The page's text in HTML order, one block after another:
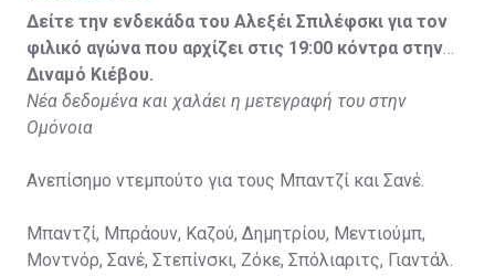
Δείτε την ενδεκάδα του Αλεξέι Σπιλέφσκι για τον
φιλικό αγώνα που αρχίζει στις 19:00 κόντρα στην
Διναμό Κιέβου.
Νέα δεδομένα και χαλάει η μετεγραφή του στην
Ομόνοια
Ανεπίσημο ντεμπούτο για τους Μπαντζί και Σανέ.
Μπαντζί, Μπράουν, Καζού, Δημητρίου, Μεντιούμπ,
Μοντνόρ, Σανέ, Στεπίνσκι, Ζόκε, Σπόλιαριτς, Γιαντάλ.